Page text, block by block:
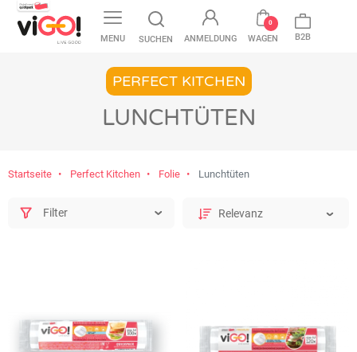
MENU SUCHEN ANMELDUNG WAGEN
0
B2B
PERFECT KITCHEN
LUNCHTÜTEN
Startseite Perfect Kitchen Folie Lunchtüten
Filter